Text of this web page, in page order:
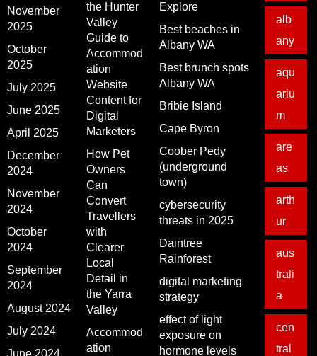
November
2025
October
2025
July 2025
June 2025
April 2025
December
2024
November
2024
October
2024
September
2024
August 2024
July 2024
June 2024
the Hunter
Valley
Guide to
Accommod
ation
Website
Content for
Digital
Marketers
How Pet
Owners
Can
Convert
Travellers
with
Clearer
Local
Detail in
the Yarra
Valley
Accommod
ation
Explore
Best beaches in
Albany WA
Best brunch spots
Albany WA
Bribie Island
Cape Byron
Coober Pedy
(underground
town)
cybersecurity
threats in 2025
Daintree
Rainforest
digital marketing
strategy
effect of light
exposure on
hormone levels
alb
any
aqu
ariu
m
are
as
arth
ur
aus
trali
a
cen
tral